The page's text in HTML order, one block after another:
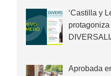
‘Castilla y
Aprobada